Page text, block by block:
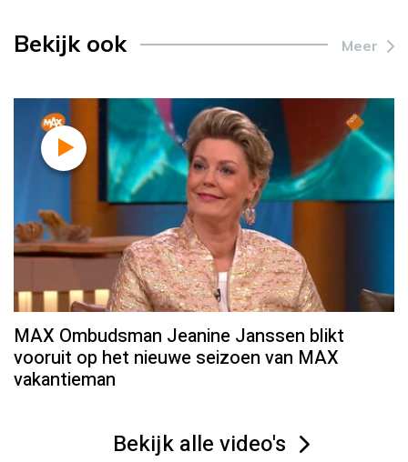
Bekijk ook Meer
MAX Ombudsman Jeanine Janssen blikt
vooruit op het nieuwe seizoen van MAX
vakantieman
Bekijk alle video's